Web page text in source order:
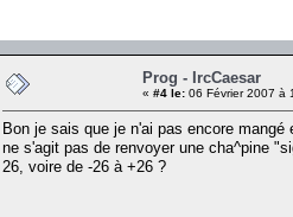
Prog - IrcCaesar
« #4 le: 06 Février 2007 à
Bon je sais que je n'ai pas encore
ne s'agit pas de renvoyer une cha^pine
26, voire de -26 à +26 ?